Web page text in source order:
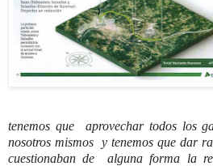
tenemos que aprovechar todos los
nosotros mismos y tenemos que dar
cuestionaban de alguna forma la